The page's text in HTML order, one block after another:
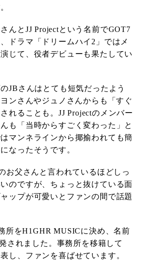
んとJJ Projectという名前でGOT7
ドラマ「ドリームハイ2」ではメ
じて、役者デビューも果たしてい
JBさんはとても短気だったよう
ンさんやジュノさんからも「すぐ
れることも。JJ Projectのメンバー
も「当時からすごく変わった」と
マンネラインから揶揄われても簡
なったそうです。
お父さんと言われているほどしっ
のですが、ちょっと抜けている面
ップが可愛いとファンの間で話題
所をH1GHR MUSICに決め、名前
されました。事務所を移籍して
し、ファンを喜ばせています。